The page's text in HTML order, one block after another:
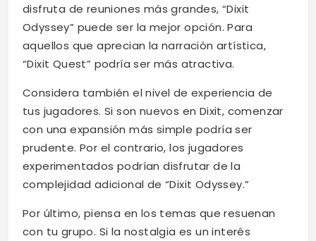
disfruta de reuniones más grandes, “Dixit
Odyssey” puede ser la mejor opción. Para
aquellos que aprecian la narración artística,
“Dixit Quest” podría ser más atractiva.
Considera también el nivel de experiencia de
tus jugadores. Si son nuevos en Dixit, comenzar
con una expansión más simple podría ser
prudente. Por el contrario, los jugadores
experimentados podrían disfrutar de la
complejidad adicional de “Dixit Odyssey.”
Por último, piensa en los temas que resuenan
con tu grupo. Si la nostalgia es un interés